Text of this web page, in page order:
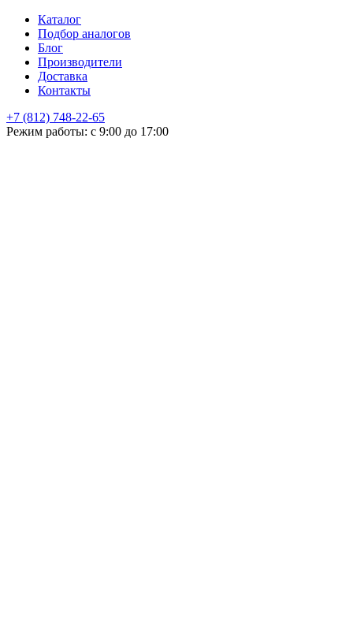
Каталог
Подбор аналогов
Блог
Производители
Доставка
Контакты
+7 (812) 748-22-65
Режим работы: с 9:00 до 17:00
НЕ НАШЛИ ЧТО ИСКАЛИ